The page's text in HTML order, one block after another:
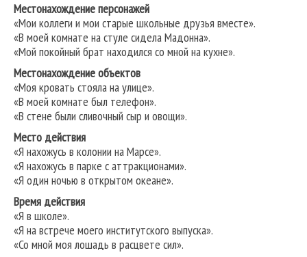
Местонахождение персонажей
«Мои коллеги и мои старые школьные друзья вместе».
«В моей комнате на стуле сидела Мадонна».
«Мой покойный брат находился со мной на кухне».
Местонахождение объектов
«Моя кровать стояла на улице».
«В моей комнате был телефон».
«В стене были сливочный сыр и овощи».
Место действия
«Я нахожусь в колонии на Марсе».
«Я нахожусь в парке с аттракционами».
«Я один ночью в открытом океане».
Время действия
«Я в школе».
«Я на встрече моего институтского выпуска».
«Со мной моя лошадь в расцвете сил».